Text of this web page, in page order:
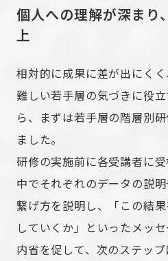
個人への理解が深まり
上
相対的に成果に差が出にく
難しい若手層の気づきに役
ら、まずは若手層の階層別
ました。
研修の実施前に各受講者に
中でそれぞれのデータの説
繋げ方を説明し、「この結
していくか」といったメッ
内省を促して、次のステッ